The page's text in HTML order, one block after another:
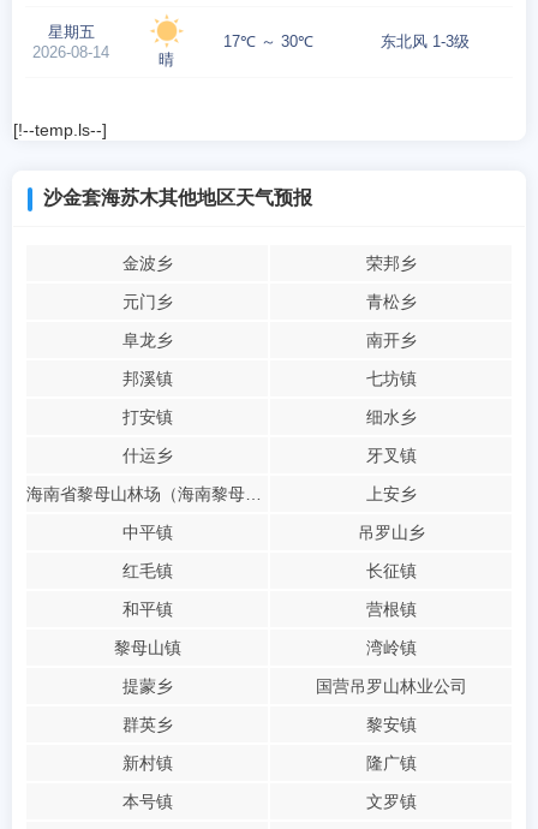
星期五
2026-08-14
晴
17℃ ～ 30℃ 东北风 1-3级
[!--temp.ls--]
沙金套海苏木其他地区天气预报
金波乡
荣邦乡
元门乡
青松乡
阜龙乡
南开乡
邦溪镇
七坊镇
打安镇
细水乡
什运乡
牙叉镇
海南省黎母山林场（海南黎母山省级自然保护区管理站）
上安乡
中平镇
吊罗山乡
红毛镇
长征镇
和平镇
营根镇
黎母山镇
湾岭镇
提蒙乡
国营吊罗山林业公司
群英乡
黎安镇
新村镇
隆广镇
本号镇
文罗镇